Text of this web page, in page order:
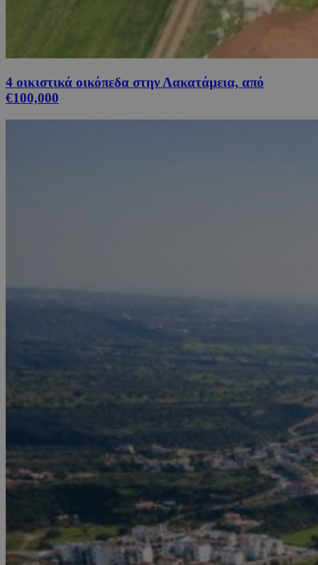
4 οικιστικά οικόπεδα στην Λακατάμεια, από
€100,000